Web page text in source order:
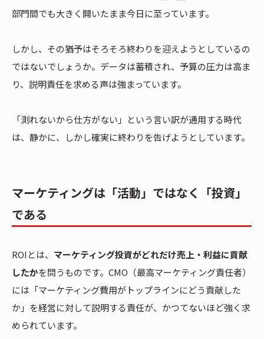
部門間でも大きく開いたまま今日に至っています。
しかし、その猶予はそろそろ終わりを迎えようとしているの
ではないでしょうか。データは蓄積され、予算の圧力は高ま
り、説明責任を求める声は強まっています。
「測れないから仕方がない」という言い訳が通用する時代
は、静かに、しかし確実に終わりを告げようとしています。
マーケティングは「活動」ではなく「投資」
である
ROIとは、 マーケティング投資がどれだけ売上・利益に貢献
したかを問うものです。CMO（最高マーケティング責任者）
には「マーケティング費用がトップラインにどう貢献した
か」を経営に対して説明する責任が、かつてないほど強く求
められています。